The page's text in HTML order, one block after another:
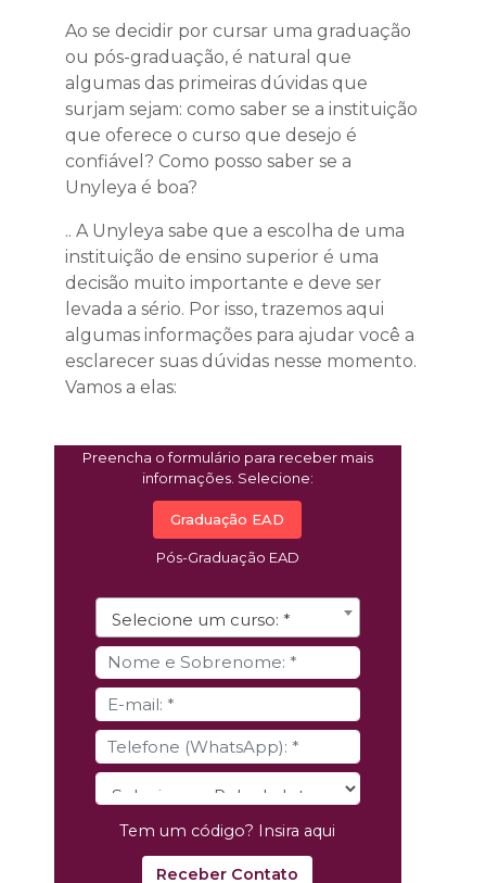
Ao se decidir por cursar uma graduação
ou pós-graduação, é natural que
algumas das primeiras dúvidas que
surjam sejam: como saber se a instituição
que oferece o curso que desejo é
confiável? Como posso saber se a
Unyleya é boa?
.. A Unyleya sabe que a escolha de uma
instituição de ensino superior é uma
decisão muito importante e deve ser
levada a sério. Por isso, trazemos aqui
algumas informações para ajudar você a
esclarecer suas dúvidas nesse momento.
Vamos a elas:
Preencha o formulário para receber mais
informações. Selecione:
Graduação EAD
Pós-Graduação EAD
Selecione um curso: *
Tem um código? Insira aqui